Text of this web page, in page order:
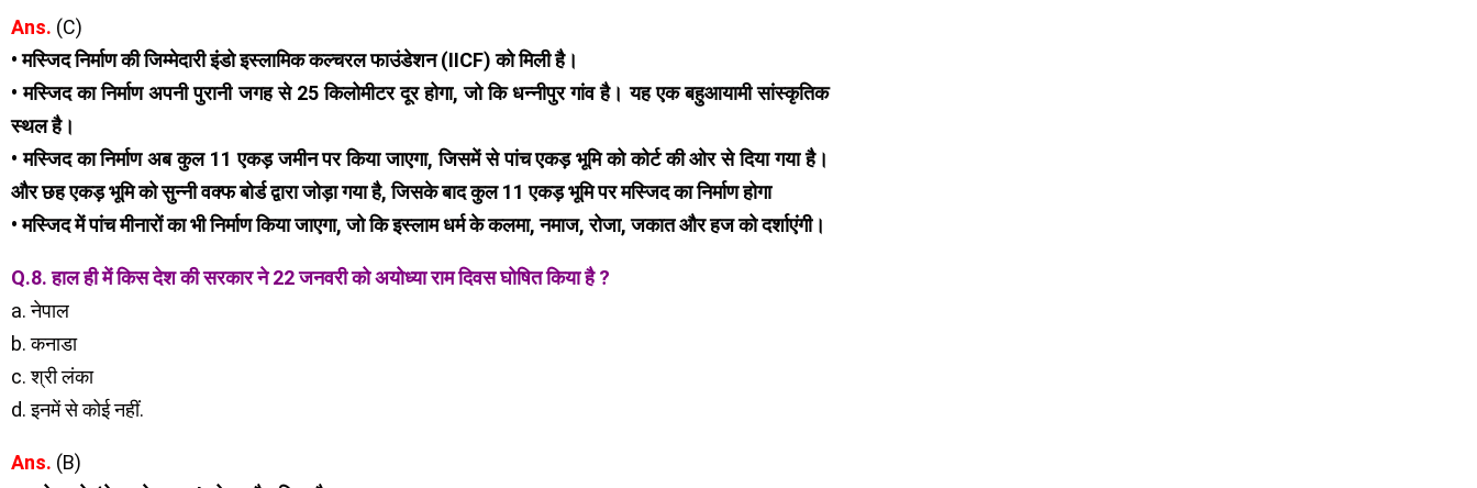
Ans. (C)
• मस्जिद निर्माण की जिम्मेदारी इंडो इस्लामिक कल्चरल फाउंडेशन (IICF) को मिली है।
• मस्जिद का निर्माण अपनी पुरानी जगह से 25 किलोमीटर दूर होगा, जो कि धन्नीपुर गांव है। यह एक बहुआयामी सांस्कृतिक
स्थल है।
• मस्जिद का निर्माण अब कुल 11 एकड़ जमीन पर किया जाएगा, जिसमें से पांच एकड़ भूमि को कोर्ट की ओर से दिया गया है।
और छह एकड़ भूमि को सुन्नी वक्फ बोर्ड द्वारा जोड़ा गया है, जिसके बाद कुल 11 एकड़ भूमि पर मस्जिद का निर्माण होगा
• मस्जिद में पांच मीनारों का भी निर्माण किया जाएगा, जो कि इस्लाम धर्म के कलमा, नमाज, रोजा, जकात और हज को दर्शाएंगी।
Q.8. हाल ही में किस देश की सरकार ने 22 जनवरी को अयोध्या राम दिवस घोषित किया है ?
a. नेपाल
b. कनाडा
c. श्री लंका
d. इनमें से कोई नहीं.
Ans. (B)